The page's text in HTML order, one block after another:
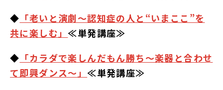
◆ 「老いと演劇～認知症の人と“いまここ”を
共に楽しむ」≪単発講座≫
◆ 「カラダで楽しんだもん勝ち～楽器と合わせ
て即興ダンス～」≪単発講座≫